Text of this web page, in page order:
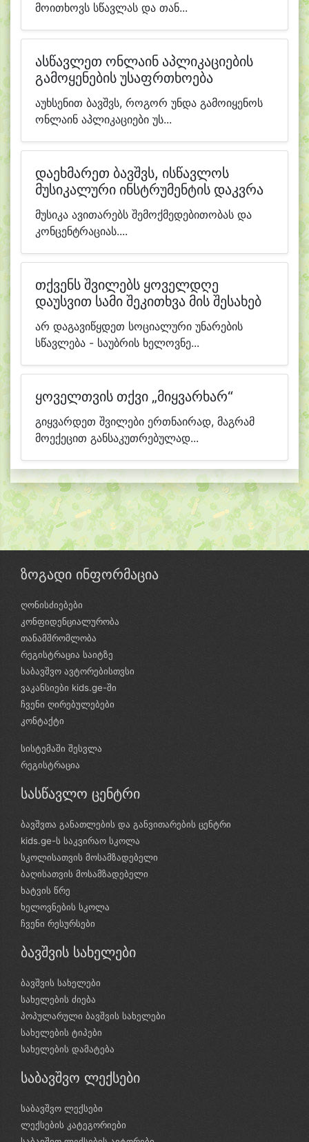
მოითხოვს სწავლას და თან...
ასწავლეთ ონლაინ აპლიკაციების
გამოყენების უსაფრთხოება
აუხსენით ბავშვს, როგორ უნდა გამოიყენოს
ონლაინ აპლიკაციები უს...
დაეხმარეთ ბავშვს, ისწავლოს
მუსიკალური ინსტრუმენტის დაკვრა
მუსიკა ავითარებს შემოქმედებითობას და
კონცენტრაციას....
თქვენს შვილებს ყოველდღე
დაუსვით სამი შეკითხვა მის შესახებ
არ დაგავიწყდეთ სოციალური უნარების
სწავლება - საუბრის ხელოვნე...
ყოველთვის თქვი „მიყვარხარ“
გიყვარდეთ შვილები ერთნაირად, მაგრამ
მოექეცით განსაკუთრებულად...
ზოგადი ინფორმაცია
ღონისძიებები
კონფიდენციალურობა
თანამშრომლობა
რეგისტრაცია საიტზე
საბავშვო ავტორებისთვსი
ვაკანსიები kids.ge-ში
ჩვენი ღირებულებები
კონტაქტი
სისტემაში შესვლა
რეგისტრაცია
სასწავლო ცენტრი
ბავშვთა განათლების და განვითარების ცენტრი
kids.ge-ს საკვირაო სკოლა
სკოლისათვის მოსამზადებელი
ბაღისათვის მოსამზადებელი
ხატვის წრე
ხელოვნების სკოლა
ჩვენი რესურსები
ბავშვის სახელები
ბავშვის სახელები
სახელების ძიება
პოპულარული ბავშვის სახელები
სახელების ტიპები
სახელების დამატება
საბავშვო ლექსები
საბავშვო ლექსები
ლექსების კატეგორიები